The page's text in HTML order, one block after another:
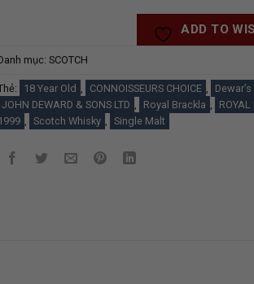
ADD TO
mục: SCOTCH
18 Year Old , CONNOISSEURS CHOICE , Dewar’s
JOHN DEWARD & SONS LTD , Royal Brackla ,
, Scotch Whisky , Single Malt